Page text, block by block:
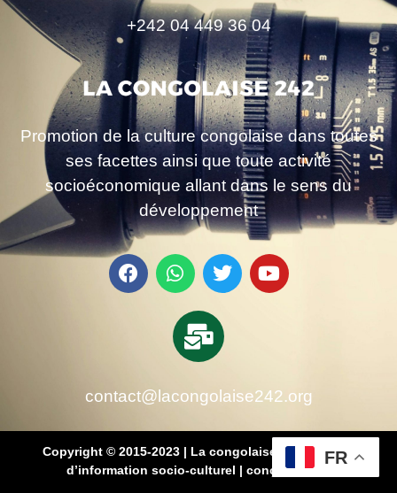
+242 04 449 36 04
Promotion de la culture congolaise dans toutes
ses facettes ainsi que toute activité
socioéconomique allant dans le sens du
développement
contact@lacongolaise242.org
Copyright © 2015-2023 | La congolaise 242 – média
d’information socio-culturel | conçu par SB
FR